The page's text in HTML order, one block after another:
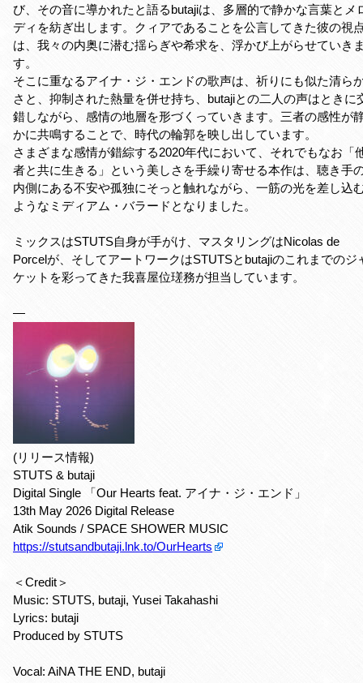
び、その音に導かれたと語るbutajiは、多層的で静かな言葉とメ
ディを紡ぎ出します。クィアであることを公言してきた彼の視
は、我々の内奥に潜む揺らぎや希求を、浮かび上がらせていき
す。
そこに重なるアイナ・ジ・エンドの歌声は、祈りにも似た清ら
さと、抑制された熱量を併せ持ち、butajiとの二人の声はときに
錯しながら、感情の地層を形づくっていきます。三者の感性が
かに共鳴することで、時代の輪郭を映し出しています。
さまざまな感情が錯綜する2020年代において、それでもなお「
者と共に生きる」という美しさを手繰り寄せる本作は、聴き手
内側にある不安や孤独にそっと触れながら、一筋の光を差し込
ようなミディアム・バラードとなりました。
ミックスはSTUTS自身が手がけ、マスタリングはNicolas de
Porcelが、そしてアートワークはSTUTSとbutajiのこれまでのジ
ケットを彩ってきた我喜屋位瑳務が担当しています。
—
(リリース情報)
STUTS & butaji
Digital Single 「Our Hearts feat. アイナ・ジ・エンド」
13th May 2026 Digital Release
Atik Sounds / SPACE SHOWER MUSIC
https://stutsandbutaji.lnk.to/OurHearts
＜Credit＞
Music: STUTS, butaji, Yusei Takahashi
Lyrics: butaji
Produced by STUTS
Vocal: AiNA THE END, butaji